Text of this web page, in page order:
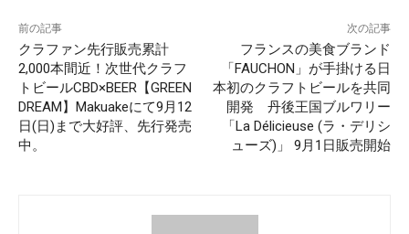
前の記事
クラファン先行販売累計
2,000本間近！次世代クラフ
トビールCBD×BEER【GREEN
DREAM】Makuakeにて9月12
日(日)まで大好評、先行発売
中。
次の記事
フランスの美食ブランド
「FAUCHON」が手掛ける日
本初のクラフトビールを共同
開発 丹後王国ブルワリー
「La Délicieuse (ラ・デリシ
ューズ)」 9月1日販売開始